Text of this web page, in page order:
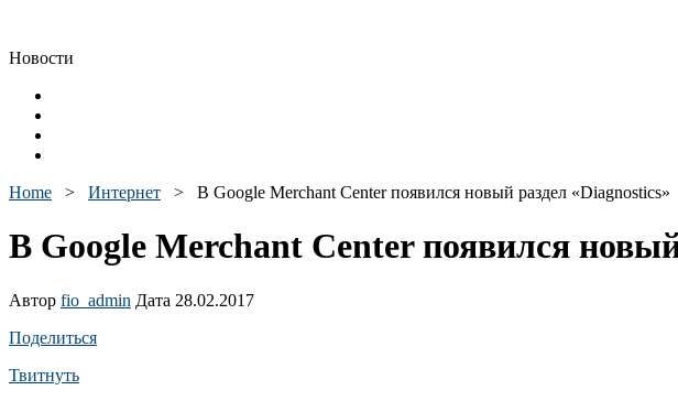
Новости
Home > Интернет > В Google Merchant Center появился новый раздел «Diagnostics»
В Google Merchant Center появился
Автор fio_admin Дата 28.02.2017
Поделиться
Твитнуть